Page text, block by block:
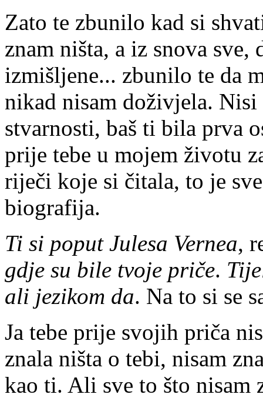
Zato te zbunilo kad si
znam ništa, a iz snova sve,
izmišljene... zbunilo te da
nikad nisam doživjela.
stvarnosti, baš ti bila prva
prije tebe u mojem životu
riječi koje si čitala, to je
biografija.
Ti si poput Julesa Vernea,
gdje su bile tvoje priče.
ali jezikom da. Na to si se
Ja tebe prije svojih priča
znala ništa o tebi, nisam
kao ti. Ali sve to što nisam